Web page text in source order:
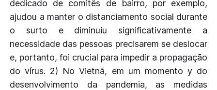
dedicado de comitês de bairro, por exemplo,
ajudou a manter o distanciamento social durante
o surto e diminuiu significativamente a
necessidade das pessoas precisarem se deslocar
e, portanto, foi crucial para impedir a propagação
do vírus. 2) No Vietnã, em um momento y do
desenvolvimento da pandemia, as medidas